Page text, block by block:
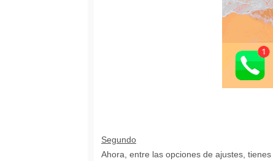
Segundo
Ahora, entre las opciones de ajustes,